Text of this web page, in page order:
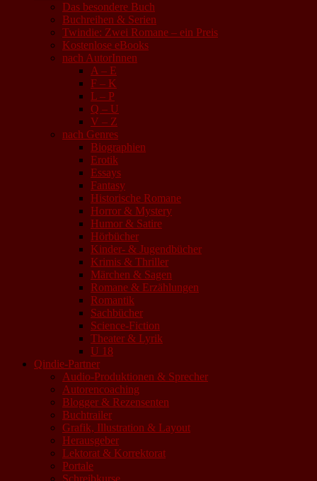
Das besondere Buch
Buchreihen & Serien
Twindie: Zwei Romane – ein Preis
Kostenlose eBooks
nach AutorInnen
A – E
F – K
L – P
Q – U
V – Z
nach Genres
Biographien
Erotik
Essays
Fantasy
Historische Romane
Horror & Mystery
Humor & Satire
Hörbücher
Kinder- & Jugendbücher
Krimis & Thriller
Märchen & Sagen
Romane & Erzählungen
Romantik
Sachbücher
Science-Fiction
Theater & Lyrik
U 18
Qindie-Partner
Audio-Produktionen & Sprecher
Autorencoaching
Blogger & Rezensenten
Buchtrailer
Grafik, Illustration & Layout
Herausgeber
Lektorat & Korrektorat
Portale